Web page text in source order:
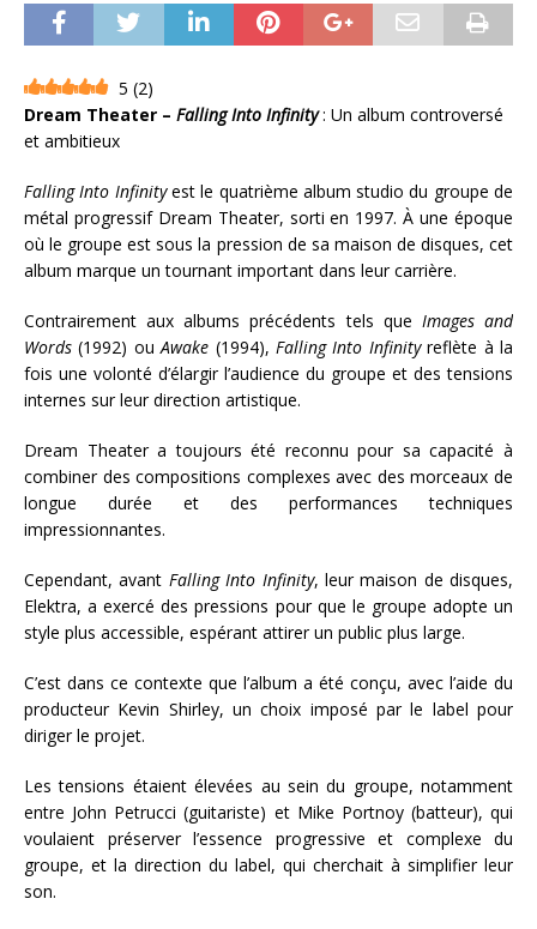
5 (2)
Dream Theater – Falling Into Infinity: Un album controversé
et ambitieux
Falling Into Infinityest le quatrième album studio du groupe de
métal progressif Dream Theater, sorti en 1997. À une époque
où le groupe est sous la pression de sa maison de disques, cet
album marque un tournant important dans leur carrière.
Contrairement aux albums précédents tels que Images and
Words (1992) ouAwake (1994),Falling Into Infinityreflète à la
fois une volonté d’élargir l’audience du groupe et des tensions
internes sur leur direction artistique.
Dream Theater a toujours été reconnu pour sa capacité à
combiner des compositions complexes avec des morceaux de
longue durée et des performances techniques
impressionnantes.
Cependant, avant Falling Into Infinity, leur maison de disques,
Elektra, a exercé des pressions pour que le groupe adopte un
style plus accessible, espérant attirer un public plus large.
C’est dans ce contexte que l’album a été conçu, avec l’aide du
producteur Kevin Shirley, un choix imposé par le label pour
diriger le projet.
Les tensions étaient élevées au sein du groupe, notamment
entre John Petrucci (guitariste) et Mike Portnoy (batteur), qui
voulaient préserver l’essence progressive et complexe du
groupe, et la direction du label, qui cherchait à simplifier leur
son.